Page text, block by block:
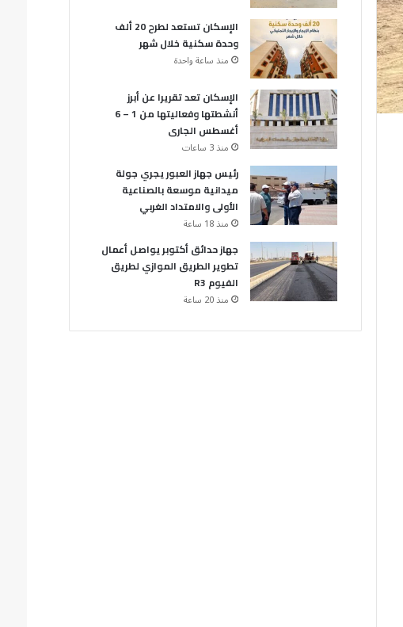
الإسكان تستعد لطرح 20 ألف
وحدة سكنية خلال شهر
منذ ساعة واحدة
الإسكان تعد تقريرا عن أبرز
أنشطتها وفعاليتها من 1 – 6
أغسطس الجارى
منذ 3 ساعات
رئيس جهاز العبور يجري جولة
ميدانية موسعة بالصناعية
الأولى والامتداد الغربي
منذ 18 ساعة
جهاز حدائق أكتوبر يواصل أعمال
تطوير الطريق الموازي لطريق
الفيوم R3
منذ 20 ساعة